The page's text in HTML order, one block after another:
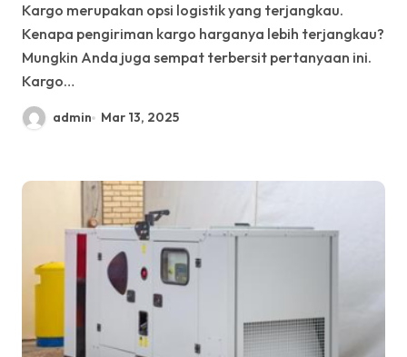
Kargo merupakan opsi logistik yang terjangkau.
Kenapa pengiriman kargo harganya lebih terjangkau?
Mungkin Anda juga sempat terbersit pertanyaan ini.
Kargo…
admin Mar 13, 2025